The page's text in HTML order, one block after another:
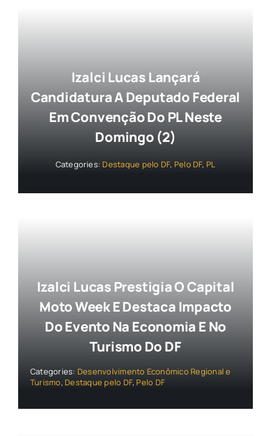
Izalci Lucas Lançará
Candidatura A Deputado Federal
Em Convenção Do PL Neste
Domingo (2)
Categories: Destaque pelo DF, Pelo DF, PL
Izalci Lucas Prestigia O Capital
Moto Week E Destaca Impacto
Do Evento Na Economia E No
Turismo Do DF
Categories: Desenvolvimento Econômico Regional e
Turismo, Destaque pelo DF, Pelo DF